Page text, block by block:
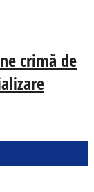
crimă de